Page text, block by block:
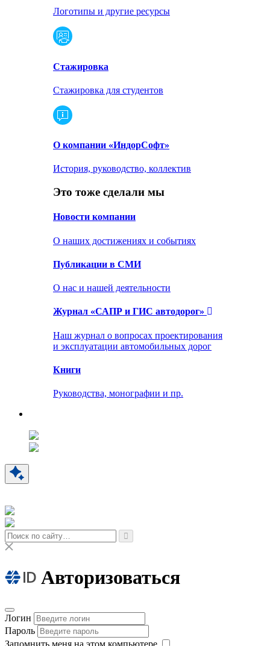
Логотипы и другие ресурсы
Стажировка
Стажировка для студентов
О компании «ИндорСофт»
История, руководство, коллектив
Это тоже сделали мы
Новости компании
О наших достижениях и событиях
Публикации в СМИ
О нас и нашей деятельности
Журнал «САПР и ГИС автодорог»
Наш журнал о вопросах проектирования
и эксплуатации автомобильных дорог
Книги
Руководства, монографии и пр.
Авторизоваться
Логин
Пароль